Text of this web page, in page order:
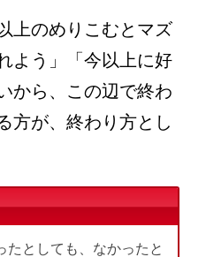
上のめりこむとマズ
よう」「今以上に好
から、この辺で終わ
方が、終わり方とし
たとしても、なかったと